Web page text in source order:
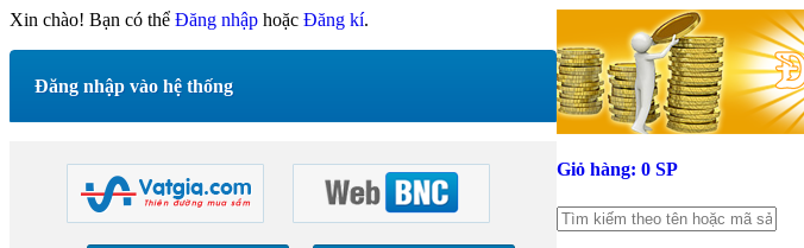
Xin chào! Bạn có thể Đăng nhập hoặc Đăng kí.
Đăng nhập vào hệ thống
Giỏ hàng: 0 SP